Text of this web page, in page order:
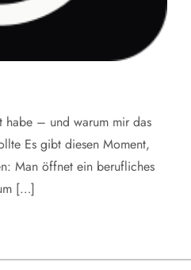
habe – und warum mir das
Es gibt diesen Moment,
Man öffnet ein berufliches
[…]